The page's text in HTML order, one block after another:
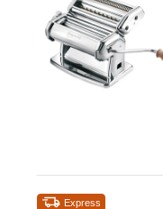
Express